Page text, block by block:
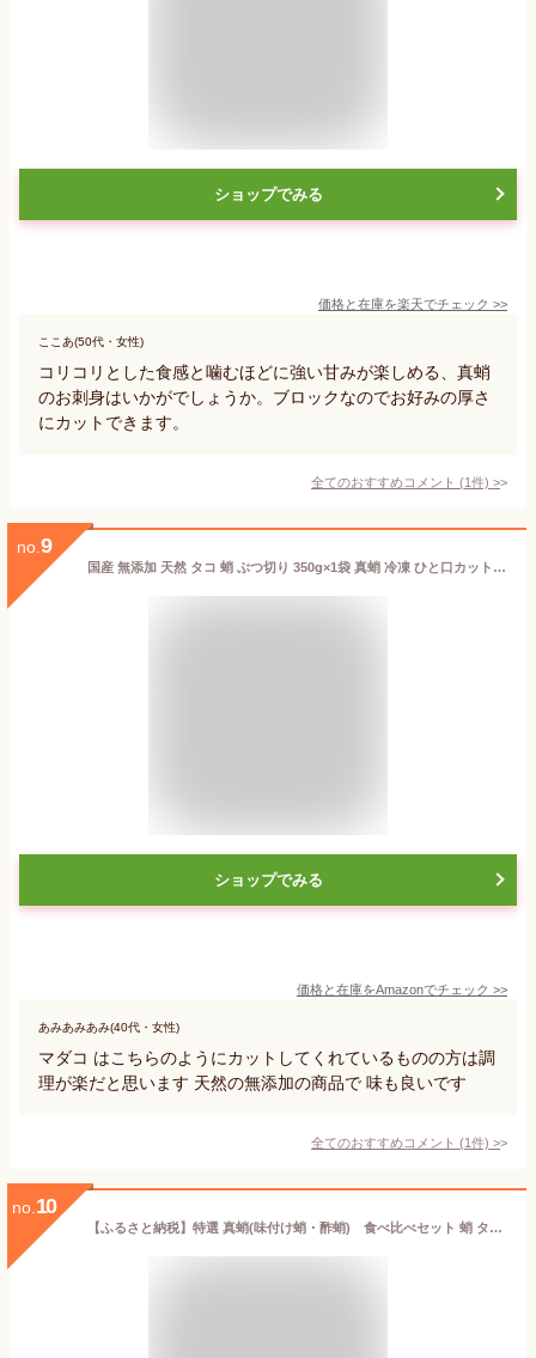
ショップでみる
価格と在庫を楽天でチェック >>
ここあ(50代・女性)
コリコリとした食感と噛むほどに強い甘みが楽しめる、真蛸
のお刺身はいかがでしょうか。ブロックなのでお好みの厚さ
にカットできます。
全てのおすすめコメント (1件) >
no. 9
国産 無添加 天然 タコ 蛸 ぶつ切り 350g×1袋 真蛸 冷凍 ひと口カット ボイル済 チャック袋入【C配送：冷凍】
ショップでみる
価格と在庫をAmazonでチェック >>
あみあみあみ(40代・女性)
マダコ はこちらのようにカットしてくれているものの方は調
理が楽だと思います 天然の無添加の商品で 味も良いです
全てのおすすめコメント (1件) >
no. 10
【ふるさと納税】特選 真蛸(味付け蛸・酢蛸) 食べ比べセット 蛸 タコ 刺身 刺し身 たこ刺し 酢の物 まだこ サラダ 人気 おすすめ おつまみ 海鮮 魚介